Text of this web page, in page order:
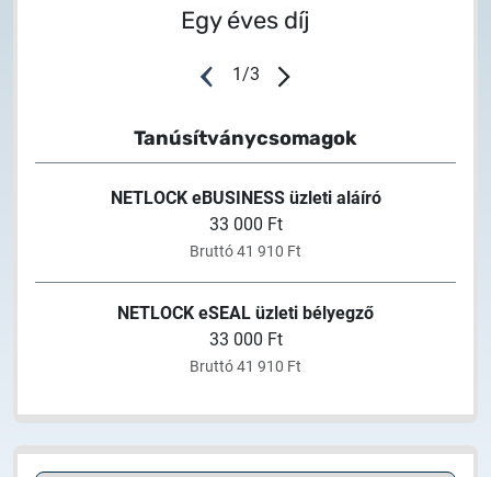
Egy éves díj
1/3
Tanúsítványcsomagok
NETLOCK eBUSINESS üzleti aláíró
33 000 Ft
Bruttó 41 910 Ft
NETLOCK eSEAL üzleti bélyegző
33 000 Ft
Bruttó 41 910 Ft